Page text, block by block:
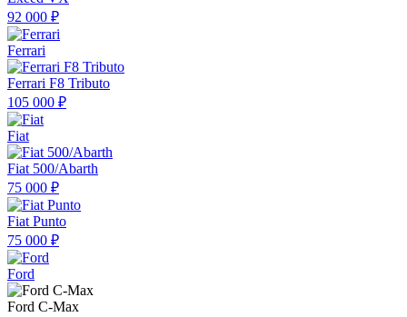
92 000 ₽
Ferrari
Ferrari F8 Tributo
105 000 ₽
Fiat
Fiat 500/Abarth
75 000 ₽
Fiat Punto
75 000 ₽
Ford
Ford C-Max